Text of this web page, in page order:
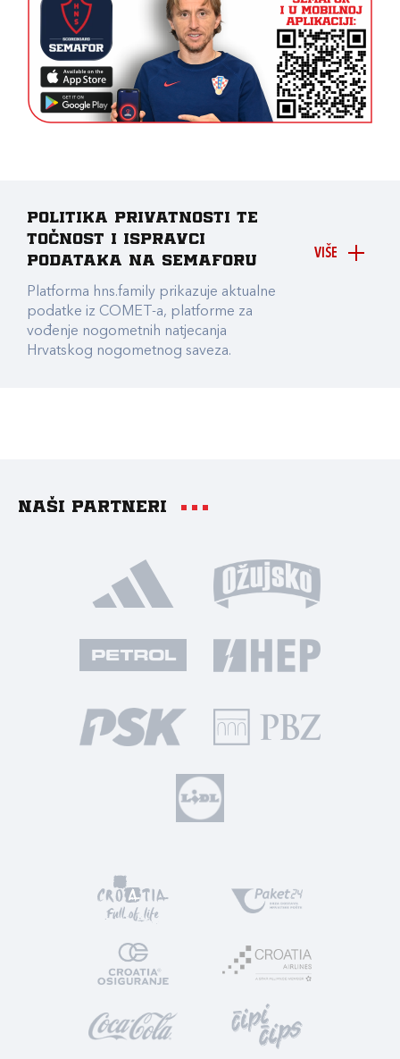
VIŠE
Politika privatnosti te
točnost i ispravci
podataka na Semaforu
Platforma hns.family prikazuje aktualne
podatke iz COMET-a, platforme za
vođenje nogometnih natjecanja
Hrvatskog nogometnog saveza.
Naši partneri